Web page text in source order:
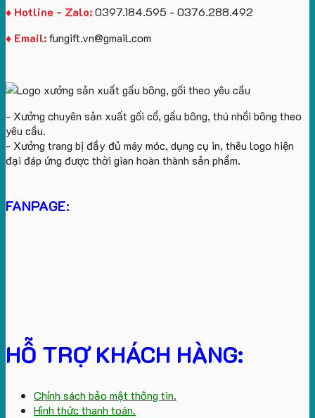
♦ Hotline - Zalo:0397.184.595 - 0376.288.492
♦ Email:fungift.vn@gmail.com
- Xưởng chuyên sản xuất gối cổ, gấu bông, thú nhồi bông theo
yêu cầu.
- Xưởng trang bị đầy đủ máy móc, dụng cụ in, thêu logo hiện
đại đáp ứng được thời gian hoàn thành sản phẩm.
FANPAGE:
HỖ TRỢ KHÁCH HÀNG:
Chính sách bảo mật thông tin.
Hình thức thanh toán.